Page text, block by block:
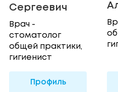
Сергеевич
Врач -
стоматолог
общей практики,
гигиенист
Профиль